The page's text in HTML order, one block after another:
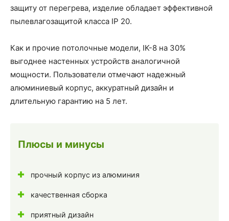
защиту от перегрева, изделие обладает эффективной
пылевлагозащитой класса IP 20.
Как и прочие потолочные модели, IK-8 на 30%
выгоднее настенных устройств аналогичной
мощности. Пользователи отмечают надежный
алюминиевый корпус, аккуратный дизайн и
длительную гарантию на 5 лет.
Плюсы и минусы
прочный корпус из алюминия
качественная сборка
приятный дизайн